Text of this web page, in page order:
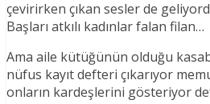
çevirirken çıkan sesler de
Başları atkılı kadınlar falan filan…
Ama aile kütüğünün olduğu
nüfus kayıt defteri çıkarıyor
onların kardeşlerini gösteriyor